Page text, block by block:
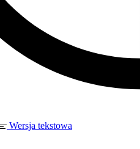
Wersja tekstowa